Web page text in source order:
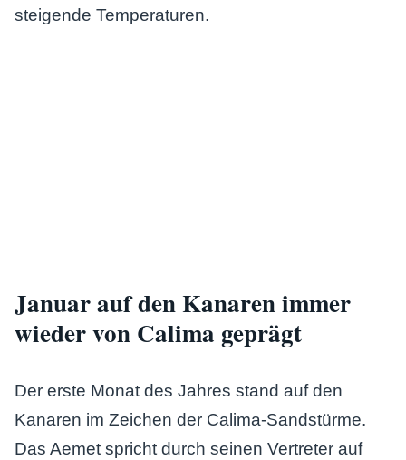
steigende Temperaturen.
Januar auf den Kanaren immer
wieder von Calima geprägt
Der erste Monat des Jahres stand auf den
Kanaren im Zeichen der Calima-Sandstürme.
Das Aemet spricht durch seinen Vertreter auf